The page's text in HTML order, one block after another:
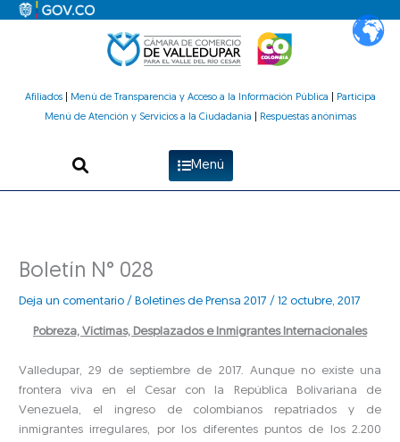
Afiliados| Menú de Transparencia y Acceso a la Información Pública
Participa
Menú de Atención y Servicios a la Ciudadanía
Respuestas anónimas
Menú
Boletín N° 028
Deja un comentario / Boletines de Prensa 2017 /12 octubre, 2017
Pobreza, Víctimas, Desplazados e Inmigrantes Internacionales
Valledupar, 29 de septiembre de 2017. Aunque no existe una
frontera viva en el Cesar con la República Bolivariana de
Venezuela, el ingreso de colombianos repatriados y de
inmigrantes irregulares, por los diferentes puntos de los 2.200